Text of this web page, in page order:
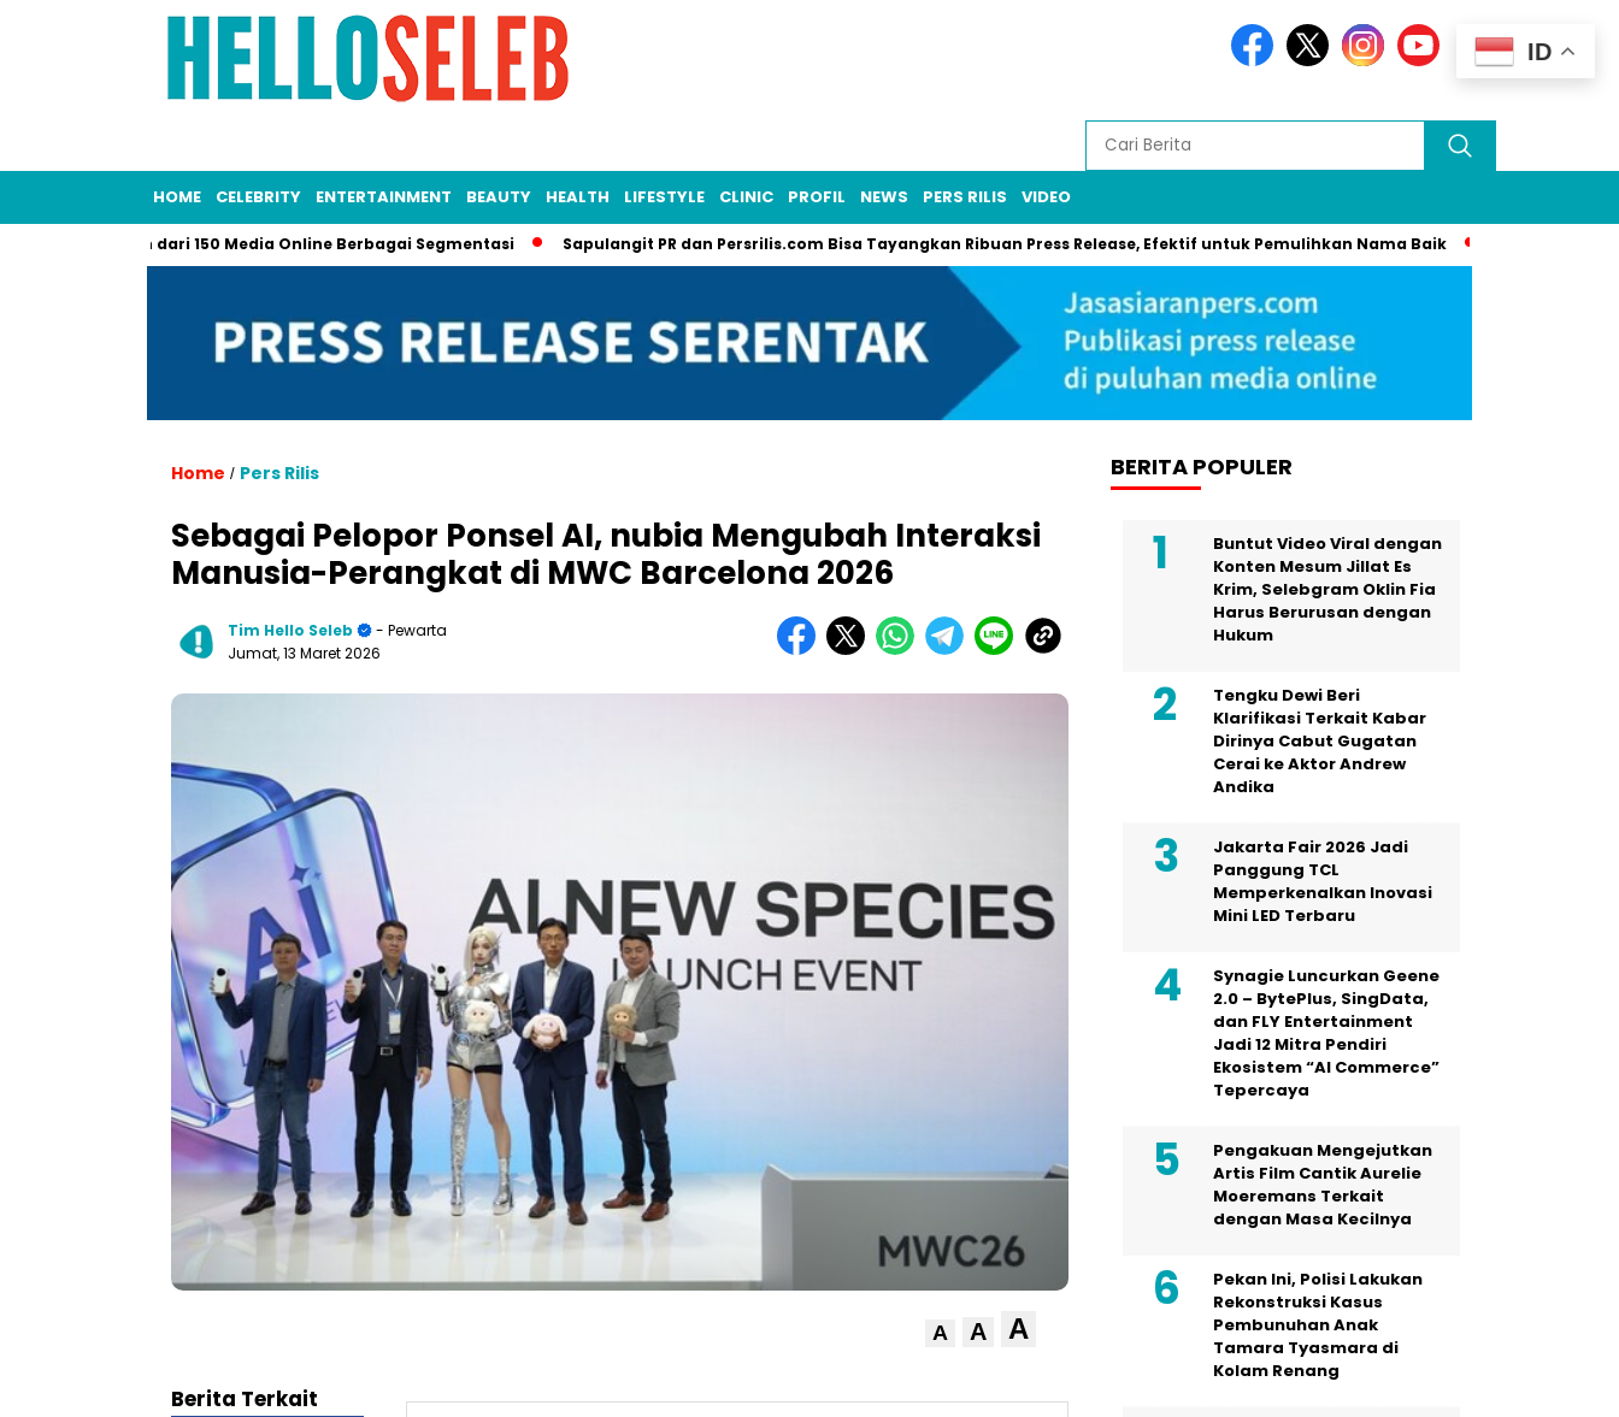
HOME CELEBRITY ENTERTAINMENT BEAUTY HEALTH LIFESTYLE CLINIC PROFIL NEWS PERS RILIS VIDEO
ke Lebih dari 150 Media Online Berbagai Segmentasi Sapulangit PR dan Persrilis.com Bisa Tayangkan Ribuan Press Release, Efektif untuk Pemulihkan Nama Baik Cannes 2025: Syahrini
Home / Pers Rilis
Sebagai Pelopor Ponsel AI, nubia Mengubah Interaksi
Manusia-Perangkat di MWC Barcelona 2026
Tim Hello Seleb
- Pewarta
Jumat, 13 Maret 2026
A A A
Berita Terkait
BERITA POPULER
Buntut Video Viral dengan
Konten Mesum Jillat Es
Krim, Selebgram Oklin Fia
Harus Berurusan dengan
Hukum
Tengku Dewi Beri
Klarifikasi Terkait Kabar
Dirinya Cabut Gugatan
Cerai ke Aktor Andrew
Andika
Jakarta Fair 2026 Jadi
Panggung TCL
Memperkenalkan Inovasi
Mini LED Terbaru
Synagie Luncurkan Geene
2.0 – BytePlus, SingData,
dan FLY Entertainment
Jadi 12 Mitra Pendiri
Ekosistem “AI Commerce”
Tepercaya
Pengakuan Mengejutkan
Artis Film Cantik Aurelie
Moeremans Terkait
dengan Masa Kecilnya
Pekan Ini, Polisi Lakukan
Rekonstruksi Kasus
Pembunuhan Anak
Tamara Tyasmara di
Kolam Renang
ID